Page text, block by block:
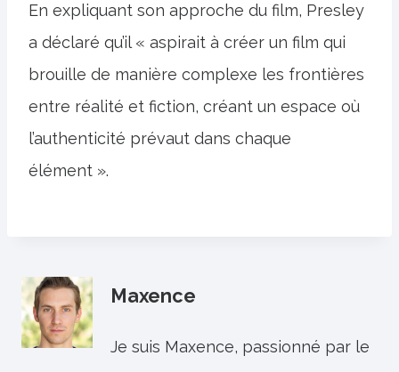
En expliquant son approche du film, Presley
a déclaré qu’il « aspirait à créer un film qui
brouille de manière complexe les frontières
entre réalité et fiction, créant un espace où
l’authenticité prévaut dans chaque
élément ».
Maxence
Je suis Maxence, passionné par le